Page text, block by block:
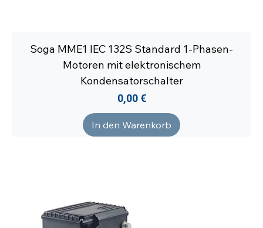
Soga MME1 IEC 132S Standard 1-Phasen-
Motoren mit elektronischem
Kondensatorschalter
Preis
0,00 €
In den Warenkorb